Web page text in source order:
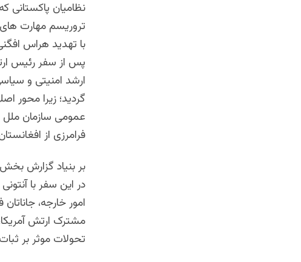
نظامیان پاکستانی
تروریسم مهارت های
با تهدید هراس
پس از سفر رئیس
ارشد امنیتی و
گردید؛ زیرا محور
عمومی سازمان ملل
فرامرزی از
بر بنیاد گزارش
در این سفر با
امور خارجه،
مشترک ارتش
تحولات موثر بر